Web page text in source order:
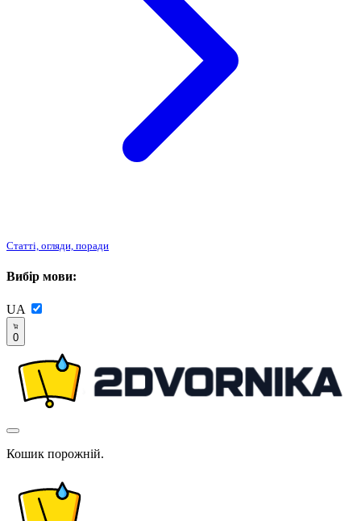
Статті, огляди, поради
Вибір мови:
UA
0
Кошик порожній.